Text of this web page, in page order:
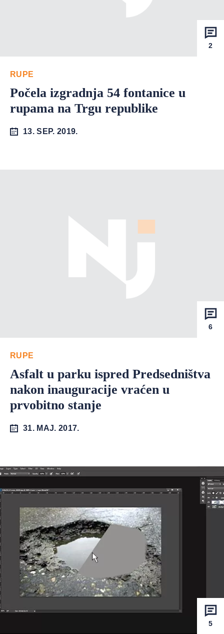
2
RUPE
Počela izgradnja 54 fontanice u
rupama na Trgu republike
13. SEP. 2019.
6
RUPE
Asfalt u parku ispred Predsedništva
nakon inauguracije vraćen u
prvobitno stanje
31. MAJ. 2017.
5